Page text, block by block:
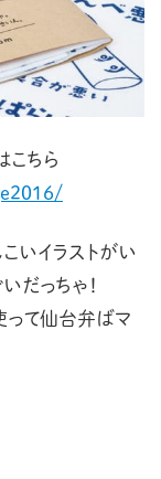
ちら
いイラストがい
だっちゃ！
って仙台弁ばマ